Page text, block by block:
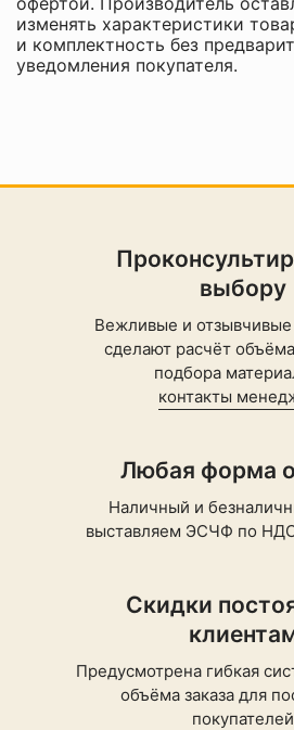
изменять характеристики
и комплектность без
уведомления покупателя.
выбору
Вежливые и
сделают расчёт
подбора
контакты
Любая форма
Наличный и
выставляем ЭСЧФ по
Скидки
Предусмотрена гибкая
объёма заказа для
покупателей